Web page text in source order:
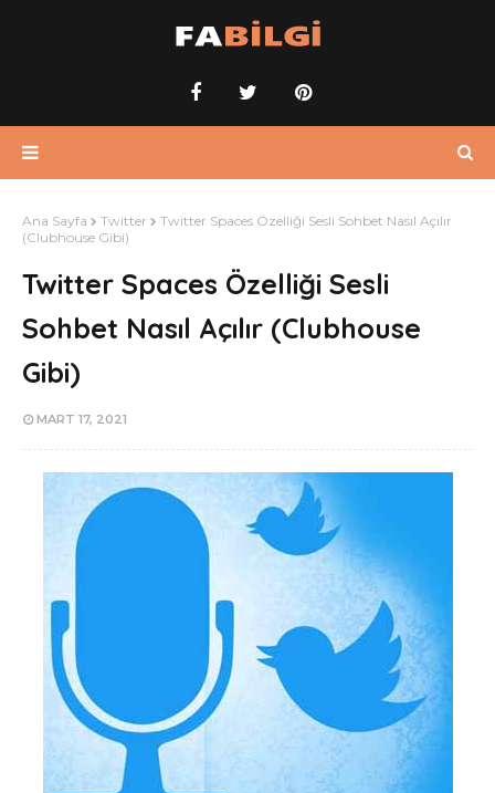
Ana Sayfa Twitter
Twitter Spaces Özelliği Sesli Sohbet Nasıl Açılır
(Clubhouse Gibi)
Twitter Spaces Özelliği Sesli
Sohbet Nasıl Açılır (Clubhouse
Gibi)
MART 17, 2021